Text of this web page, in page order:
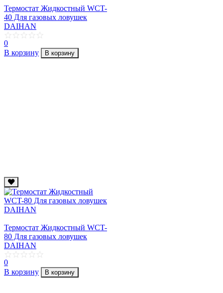
Термостат Жидкостный WCT-
40 Для газовых ловушек
DAIHAN
0
В корзину
В корзину
Термостат Жидкостный WCT-
80 Для газовых ловушек
DAIHAN
0
В корзину
В корзину